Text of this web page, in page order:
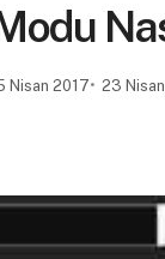
Nisan 2017 23